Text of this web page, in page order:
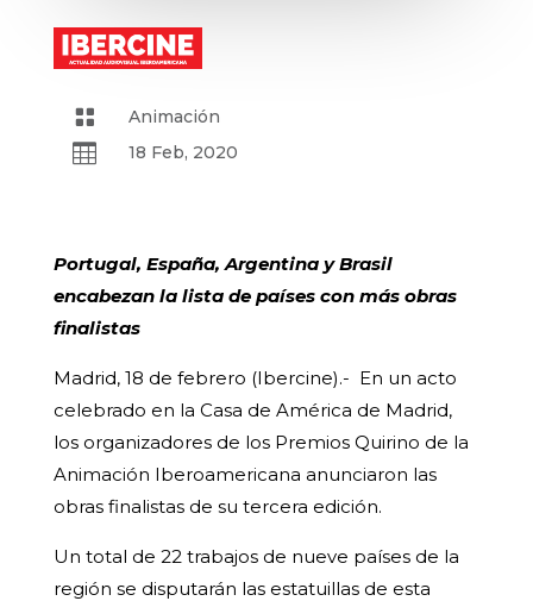
 Animación
 18 Feb, 2020
Portugal, España, Argentina y Brasil
encabezan la lista de países con más obras
finalistas
Madrid, 18 de febrero (Ibercine).- En un acto
celebrado en la Casa de América de Madrid,
los organizadores de los Premios Quirino de la
Animación Iberoamericana anunciaron las
obras finalistas de su tercera edición.
Un total de 22 trabajos de nueve países de la
región se disputarán las estatuillas de esta